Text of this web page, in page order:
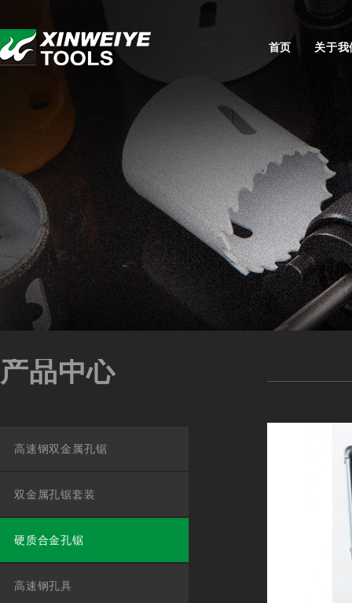
首页 关于我
产品中心
高速钢双金属孔锯
双金属孔锯套装
硬质合金孔锯
高速钢孔具